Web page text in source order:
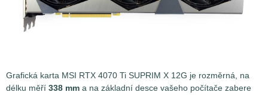
Grafická karta MSI RTX 4070 Ti SUPRIM X 12G je rozměrná, na
délku měří 338 mm a na základní desce vašeho počítače zabere